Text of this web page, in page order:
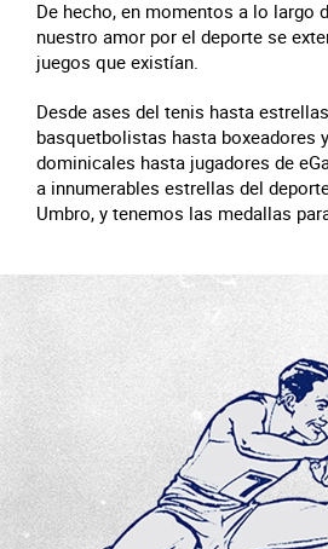
De hecho, en momentos a lo largo
nuestro amor por el deporte se
juegos que existían.
Desde ases del tenis hasta
basquetbolistas hasta boxeadores
dominicales hasta jugadores de
a innumerables estrellas del
Umbro, y tenemos las medallas